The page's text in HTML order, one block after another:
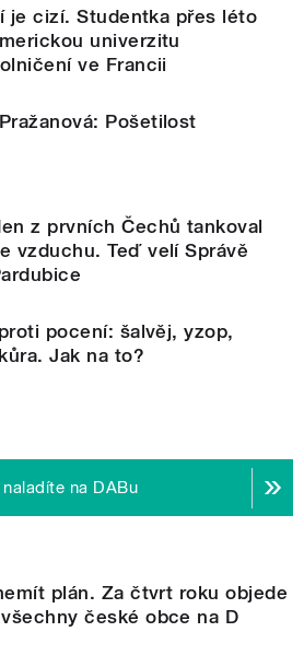
je cizí. Studentka přes léto
univerzitu
ve Francii
Pošetilost
z prvních Čechů tankoval
vzduchu. Teď velí Správě
pocení: šalvěj, yzop,
Jak na to?
na DABu
plán. Za čtvrt roku objede
české obce na D